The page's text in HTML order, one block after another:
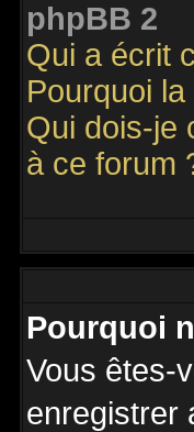
phpBB 2
Qui a écrit
Pourquoi
Qui dois-je
à ce forum
Pourquoi
Vous êtes-
enregistrer